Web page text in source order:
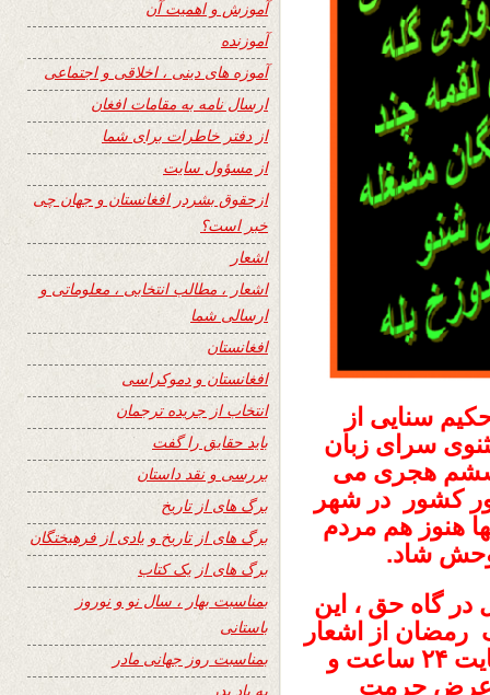
سنایی از
سرای زبان
هجری‌ می‌
کشور در شهر
هنوز هم مردم
شاد.
در گاه حق ، این
رمضان از اشعار
وی انتخاب نموده و با شما عزیزان سایت ۲۴ ساعت و
عرض حرمت
آموزش و اهمیت آن
آموزنده
آموزه های دینی ، اخلاقی و اجتماعی
ارسال نامه به مقامات افغان
از دفتر خاطرات برای شما
از مسؤول سایت
ازحقوق بشردر افغانستان و جهان چی
خبر است؟
اشعار
اشعار ، مطالب انتخابی ، معلوماتی و
ارسالی شما
افغانستان
افغانستان و دموکراسی
انتخاب از جریده ترجمان
باید حقایق را گفت
بررسی و نقد داستان
برگ های از تاریخ
برگ های از تاریخ و یادی از فرهیختگان
برگ های از یک کتاب
بمناسبت بهار ، سال نو و نوروز
باستانی
بمناسبت روز جهانی مادر
به یاد پدر